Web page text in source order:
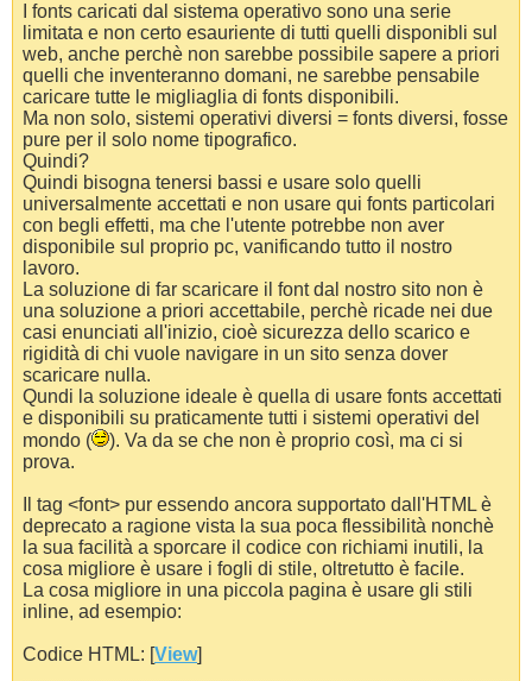
I fonts caricati dal sistema operativo sono una serie
limitata e non certo esauriente di tutti quelli disponibli sul
web, anche perchè non sarebbe possibile sapere a priori
quelli che inventeranno domani, ne sarebbe pensabile
caricare tutte le migliaglia di fonts disponibili.
Ma non solo, sistemi operativi diversi = fonts diversi, fosse
pure per il solo nome tipografico.
Quindi?
Quindi bisogna tenersi bassi e usare solo quelli
universalmente accettati e non usare qui fonts particolari
con begli effetti, ma che l'utente potrebbe non aver
disponibile sul proprio pc, vanificando tutto il nostro
lavoro.
La soluzione di far scaricare il font dal nostro sito non è
una soluzione a priori accettabile, perchè ricade nei due
casi enunciati all'inizio, cioè sicurezza dello scarico e
rigidità di chi vuole navigare in un sito senza dover
scaricare nulla.
Qundi la soluzione ideale è quella di usare fonts accettati
e disponibili su praticamente tutti i sistemi operativi del
mondo (
). Va da se che non è proprio così, ma ci si
prova.
Il tag <font> pur essendo ancora supportato dall'HTML è
deprecato a ragione vista la sua poca flessibilità nonchè
la sua facilità a sporcare il codice con richiami inutili, la
cosa migliore è usare i fogli di stile, oltretutto è facile.
La cosa migliore in una piccola pagina è usare gli stili
inline, ad esempio:
Codice HTML: [View]